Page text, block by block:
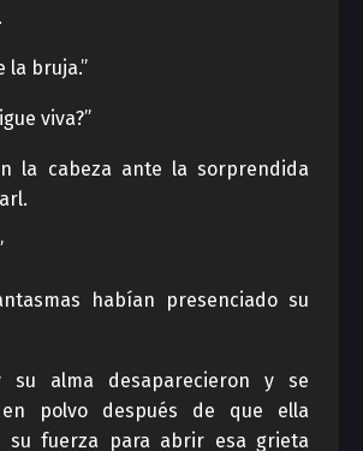
la bruja.”
viva?”
la cabeza ante la sorprendida
habían presenciado su
su alma desaparecieron y se
polvo después de que ella
su fuerza para abrir esa grieta